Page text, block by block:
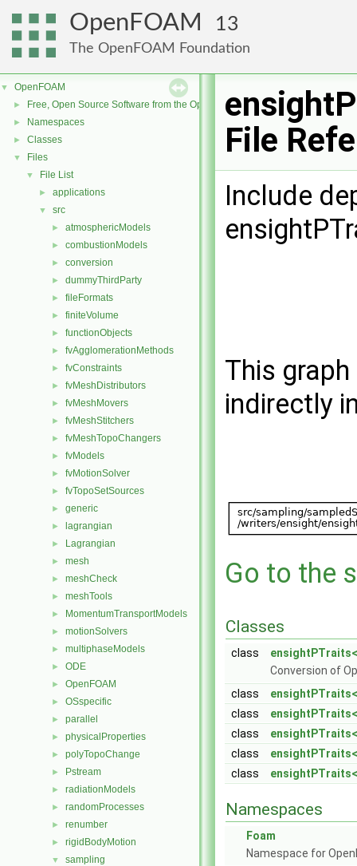
OpenFOAM 13
The OpenFOAM Foundation
▼ OpenFOAM
► Free, Open Source Software from the OpenFOAM Foundation
► Namespaces
► Classes
▼ Files
▼ File List
► applications
▼ src
► atmosphericModels
► combustionModels
► conversion
► dummyThirdParty
► fileFormats
► finiteVolume
► functionObjects
► fvAgglomerationMethods
► fvConstraints
► fvMeshDistributors
► fvMeshMovers
► fvMeshStitchers
► fvMeshTopoChangers
► fvModels
► fvMotionSolver
► fvTopoSetSources
► generic
► lagrangian
► Lagrangian
► mesh
► meshCheck
► meshTools
► MomentumTransportModels
► motionSolvers
► multiphaseModels
► ODE
► OpenFOAM
► OSspecific
► parallel
► physicalProperties
► polyTopoChange
► Pstream
► radiationModels
► randomProcesses
► renumber
► rigidBodyMotion
▼ sampling
File
Include
This
indirectly
Go to the
Classes
class
Conversion of
class
class
class
class
class
Namespaces
Foam
Namespace for